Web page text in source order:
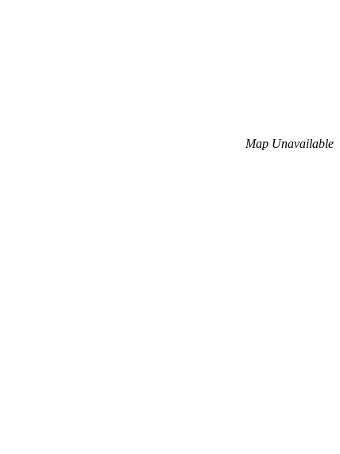
Map Unavailable